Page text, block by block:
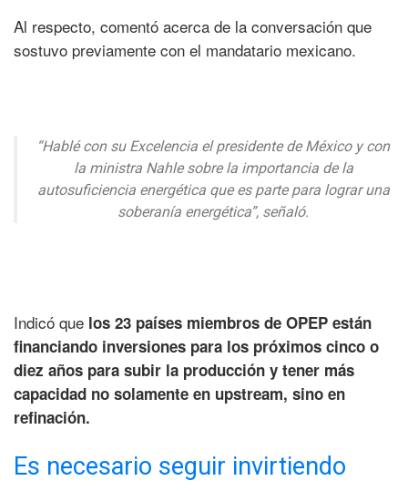
Al respecto, comentó acerca de la conversación que
sostuvo previamente con el mandatario mexicano.
“Hablé con su Excelencia el presidente de México y con
la ministra Nahle sobre la importancia de la
autosuficiencia energética que es parte para lograr una
soberanía energética”, señaló.
Indicó que los 23 países miembros de OPEP están
financiando inversiones para los próximos cinco o
diez años para subir la producción y tener más
capacidad no solamente en upstream, sino en
refinación.
Es necesario seguir invirtiendo